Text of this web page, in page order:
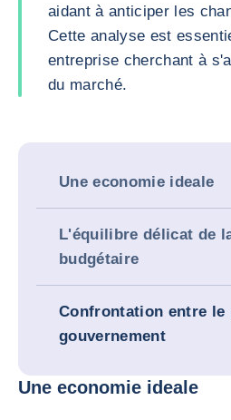
aidant à anticiper les
Cette analyse est
entreprise cherchant à
du marché.
Une economie ideale
L'équilibre délicat de
budgétaire
Confrontation entre le
gouvernement
Une economie ideale